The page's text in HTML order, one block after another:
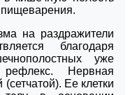
пищеварения.
на раздражители
благодаря
уже
рефлекс. Нервная
Ее клетки